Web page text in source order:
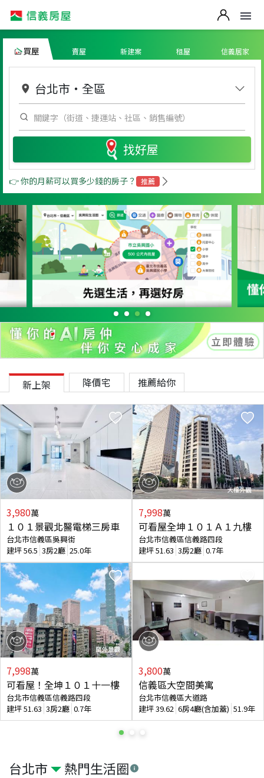
買屋 賣屋 新建案 租屋 信義居家
台北市 ・ 全區
找好屋
👉 你的月薪可以買多少錢的房子？ 推薦
台北市 熱門生活圈
新上架 降價宅 推薦給你
3,980萬
１０１景觀北醫電梯三房車
台北市信義區吳興街
建坪56.5 3房2廳 25.0年
7,998萬
可看屋！全坤１０１十一樓
台北市信義區信義路四段
建坪51.63 3房2廳 0.7年
7,998萬
可看屋全坤１０１Ａ１九樓
台北市信義區信義路四段
建坪51.63 3房2廳 0.7年
3,800萬
信義區大空間美寓
台北市信義區大道路
建坪39.62 6房4廳(含加蓋) 51.9年